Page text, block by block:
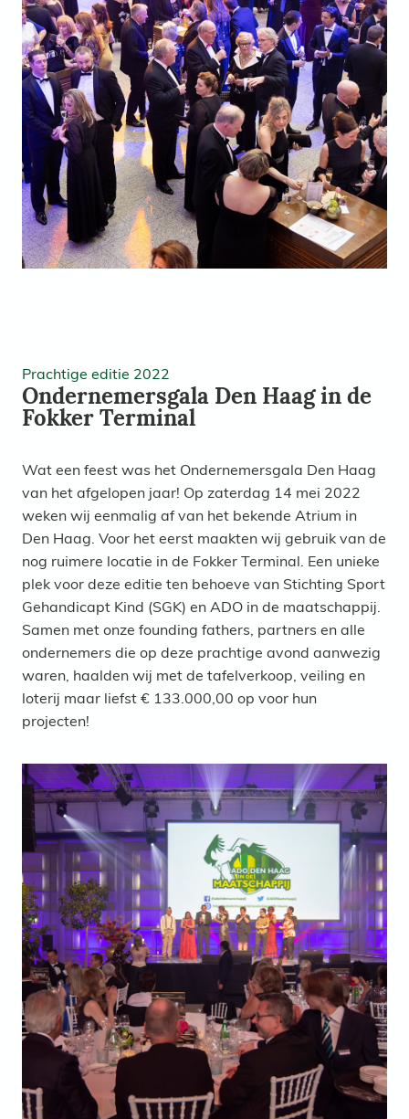
Prachtige editie 2022
Ondernemersgala Den Haag in de
Fokker Terminal
Wat een feest was het Ondernemersgala Den Haag
van het afgelopen jaar! Op zaterdag 14 mei 2022
weken wij eenmalig af van het bekende Atrium in
Den Haag. Voor het eerst maakten wij gebruik van de
nog ruimere locatie in de Fokker Terminal. Een unieke
plek voor deze editie ten behoeve van Stichting Sport
Gehandicapt Kind (SGK) en ADO in de maatschappij.
Samen met onze founding fathers, partners en alle
ondernemers die op deze prachtige avond aanwezig
waren, haalden wij met de tafelverkoop, veiling en
loterij maar liefst € 133.000,00 op voor hun
projecten!